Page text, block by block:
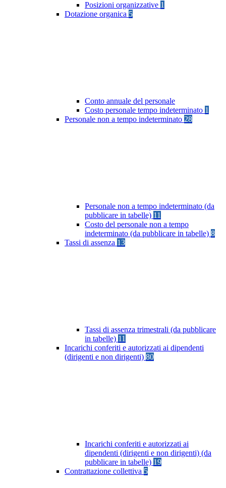
Posizioni organizzative 1
Dotazione organica 5
Conto annuale del personale
Costo personale tempo indeterminato 1
Personale non a tempo indeterminato 28
Personale non a tempo indeterminato (da
pubblicare in tabelle) 11
Costo del personale non a tempo
indeterminato (da pubblicare in tabelle) 8
Tassi di assenza 13
Tassi di assenza trimestrali (da pubblicare
in tabelle) 11
Incarichi conferiti e autorizzati ai dipendenti
(dirigenti e non dirigenti) 80
Incarichi conferiti e autorizzati ai
dipendenti (dirigenti e non dirigenti) (da
pubblicare in tabelle) 19
Contrattazione collettiva 5